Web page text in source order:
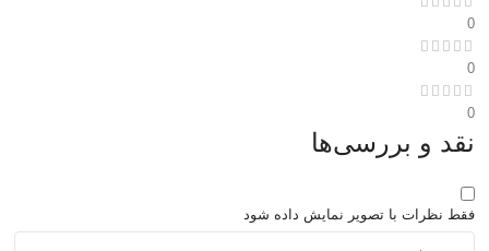
0
0
0
نقد و بررسی‌ها
فقط نظرات با تصویر نمایش داده شود